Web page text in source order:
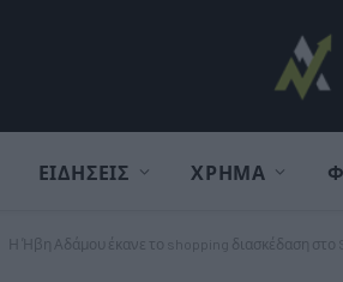
ΕΙΔΗΣΕΙΣ ΧΡΗΜΑ
Η Ήβη Αδάμου έκανε το shopping διασκέδαση στο